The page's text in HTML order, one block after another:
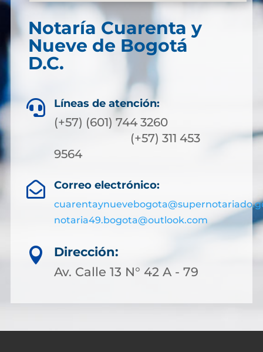
Notaría Cuarenta y
Nueve de Bogotá
D.C.
 Líneas de atención:
(+57) (601) 744 3260
(+57) 311 453
9564
 Correo electrónico:
notaria49.bogota@outlook.com

Dirección:
Av. Calle 13 N° 42 A - 79